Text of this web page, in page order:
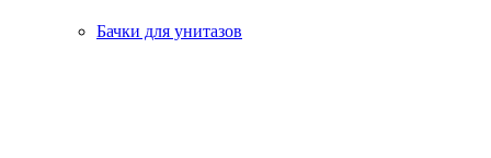
Бачки для унитазов